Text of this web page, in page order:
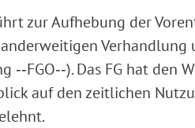
zur Aufhebung der
Das FG hat den
auf den zeitlichen